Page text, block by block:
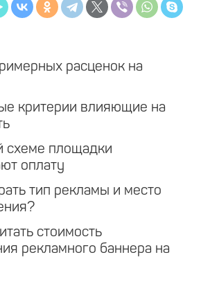
расценок на
критерии влияющие на
схеме площадки
оплату
тип рекламы и место
стоимость
рекламного баннера на